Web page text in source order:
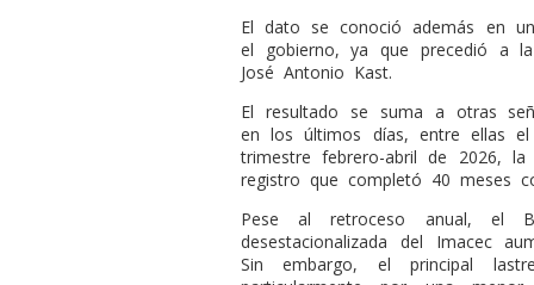
El dato se conoció además en
el gobierno, ya que precedió a
José Antonio Kast.
El resultado se suma a otras
en los últimos días, entre ellas
trimestre febrero-abril de 2026,
registro que completó 40 meses
Pese al retroceso anual, el
desestacionalizada del Imacec
Sin embargo, el principal